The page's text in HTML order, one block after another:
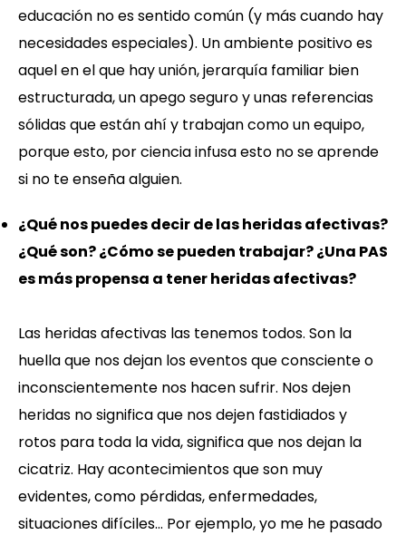
educación no es sentido común (y más cuando hay
necesidades especiales). Un ambiente positivo es
aquel en el que hay unión, jerarquía familiar bien
estructurada, un apego seguro y unas referencias
sólidas que están ahí y trabajan como un equipo,
porque esto, por ciencia infusa esto no se aprende
si no te enseña alguien.
¿Qué nos puedes decir de las heridas afectivas?
¿Qué son? ¿Cómo se pueden trabajar? ¿Una PAS
es más propensa a tener heridas afectivas?
Las heridas afectivas las tenemos todos. Son la
huella que nos dejan los eventos que consciente o
inconscientemente nos hacen sufrir. Nos dejen
heridas no significa que nos dejen fastidiados y
rotos para toda la vida, significa que nos dejan la
cicatriz. Hay acontecimientos que son muy
evidentes, como pérdidas, enfermedades,
situaciones difíciles… Por ejemplo, yo me he pasado